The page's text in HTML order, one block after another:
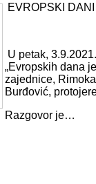
EVROPSKI
U petak,
„Evropskih dana
zajednice,
Burđović,
Razgovor je…